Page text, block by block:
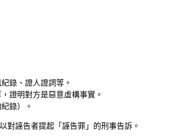
錄、證人證詞等。
證明對方是惡意虛構事實。
錄）。
對誣告者提起「誣告罪」的刑事告訴。